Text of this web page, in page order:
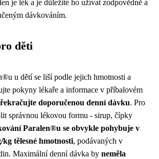
je lék a je důležité ho užívat zodpovědně a
dávkováním.
děti
u dětí se liší podle jejich hmotnosti a
pokyny lékaře a informace v příbalovém
doporučenou denní dávku. Pro
správnou lékovou formu - sirup, čípky
Paralen®u se obvykle pohybuje v
kg tělesné hmotnosti, podávaných v
Maximální denní dávka by neměla